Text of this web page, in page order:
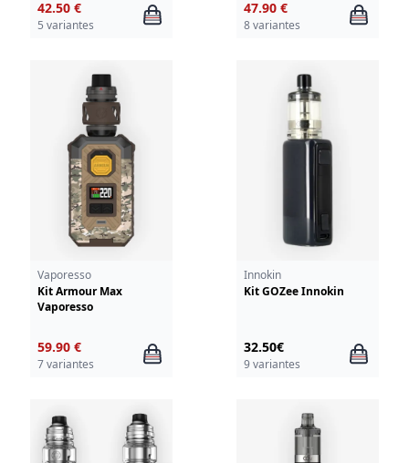
42.50 €
5 variantes
47.90 €
8 variantes
Vaporesso
Kit Armour Max
Vaporesso
59.90 €
7 variantes
Innokin
Kit GOZee Innokin
32.50€
9 variantes